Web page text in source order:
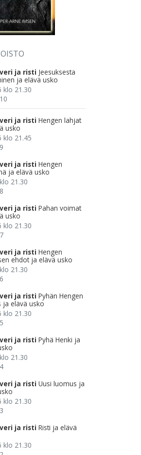
ja risti Jeesuksesta
ja elävä usko
klo 21.30
ja risti Hengen lahjat
usko
klo 21.45
ja risti Hengen
ja elävä usko
21.30
ja risti Pahan voimat
usko
klo 21.30
ja risti Hengen
ehdot ja elävä usko
21.30
ja risti Pyhän Hengen
ja elävä usko
klo 21.30
ja risti Pyhä Henki ja
21.30
ja risti Uusi luomus ja
klo 21.30
ja risti Risti ja elävä
klo 21.30